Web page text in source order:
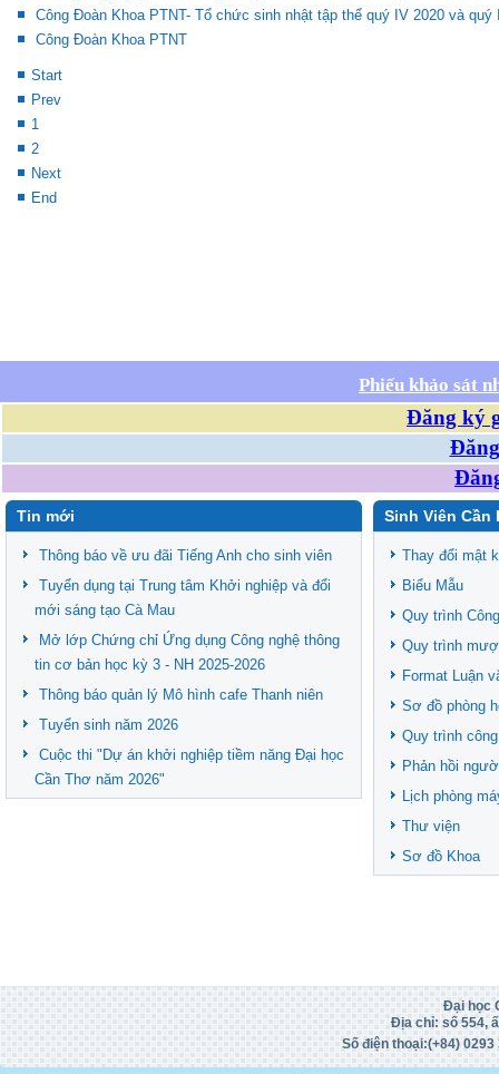
Công Đoàn Khoa PTNT- Tổ chức sinh nhật tập thể quý IV 2020 và quý
Công Đoàn Khoa PTNT
Start
Prev
1
2
Next
End
Phiếu khảo sát
Đăng ký
Tin mới
Thông báo về ưu đãi Tiếng Anh cho sinh viên
Tuyển dụng tại Trung tâm Khởi nghiệp và đổi
mới sáng tạo Cà Mau
Mở lớp Chứng chỉ Ứng dụng Công nghệ thông
tin cơ bản học kỳ 3 - NH 2025-2026
Thông báo quản lý Mô hình cafe Thanh niên
Tuyển sinh năm 2026
Cuộc thi "Dự án khởi nghiệp tiềm năng Đại học
Cần Thơ năm 2026"
Sinh Viên Cần
Thay đổi mật
Biểu Mẫu
Quy trình
Quy trình
Format Luận
Sơ đồ phòng
Quy trình
Phản hồi
Lịch phòng
Thư viện
Sơ đồ Khoa
Đại học
Địa chỉ: số 554,
Số điện thoại:(+84)